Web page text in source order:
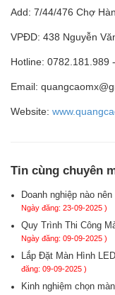
Add: 7/44/476 Chợ
VPĐD: 438 Nguyễn
Hotline: 0782.181.989
Email:
Website:
Tin cùng chuyên
Doanh nghiệp nào
Ngày đăng: 23-09-2025 )
Quy Trình Thi Công
Ngày đăng: 09-09-2025 )
Lắp Đặt Màn Hình
đăng: 09-09-2025 )
Kinh nghiệm chọn